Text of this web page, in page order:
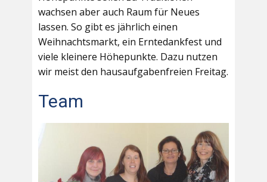
wachsen aber auch Raum für Neues
lassen. So gibt es jährlich einen
Weihnachtsmarkt, ein Erntedankfest und
viele kleinere Höhepunkte. Dazu nutzen
wir meist den hausaufgabenfreien Freitag.
Team